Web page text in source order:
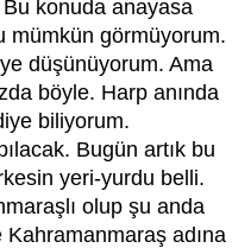
konuda anayasa
mümkün görmüyorum.
düşünüyorum. Ama
böyle. Harp anında
biliyorum.
Bugün artık bu
yeri-yurdu belli.
olup şu anda
adına